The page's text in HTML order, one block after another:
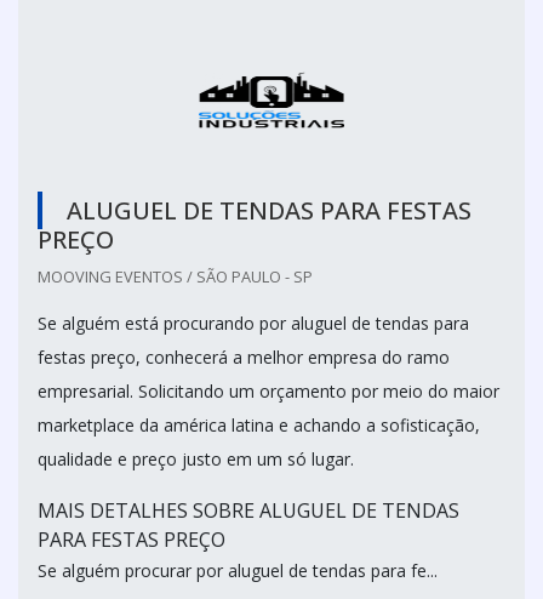
ALUGUEL DE TENDAS PARA FESTAS
PREÇO
MOOVING EVENTOS / SÃO PAULO - SP
Se alguém está procurando por aluguel de tendas para
festas preço, conhecerá a melhor empresa do ramo
empresarial. Solicitando um orçamento por meio do maior
marketplace da américa latina e achando a sofisticação,
qualidade e preço justo em um só lugar.
MAIS DETALHES SOBRE ALUGUEL DE TENDAS
PARA FESTAS PREÇO
Se alguém procurar por aluguel de tendas para fe...